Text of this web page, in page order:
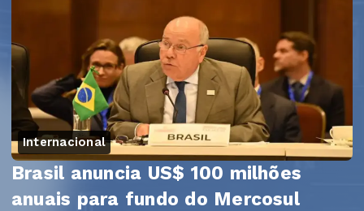
Internacional
Brasil anuncia US$ 100 milhões
anuais para fundo do Mercosul